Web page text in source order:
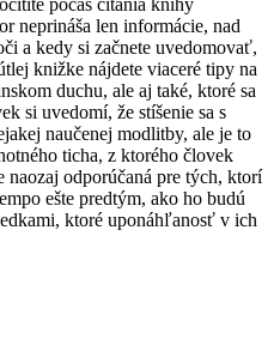
neprináša len informácie, nad
a kedy si začnete uvedomovať,
knižke nájdete viaceré tipy na
duchu, ale aj také, ktoré sa
si uvedomí, že stíšenie sa s
naučenej modlitby, ale je to
ticha, z ktorého človek
naozaj odporúčaná pre tých, ktorí
ešte predtým, ako ho budú
ktoré uponáhľanosť v ich